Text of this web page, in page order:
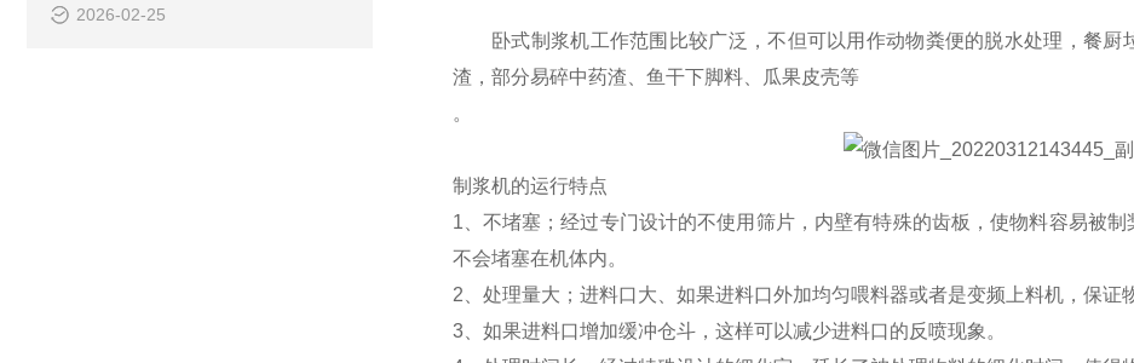
卧式制浆机工作范围比较广泛，不但可以用作动物粪便的脱水处理，餐厨
渣，部分易碎中药渣、鱼干下脚料、瓜果皮壳等
。
制浆机的运行特点
1、不堵塞；经过专门设计的不使用筛片，内壁有特殊的齿板，使物料容易被
不会堵塞在机体内。
2、处理量大；进料口大、如果进料口外加均匀喂料器或者是变频上料机，保证
3、如果进料口增加缓冲仓斗，这样可以减少进料口的反喷现象。
2026-02-25